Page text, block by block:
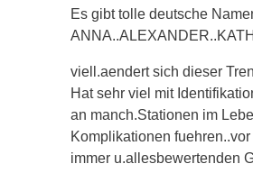
Es gibt tolle deutsche
viell.aendert sich dieser
Hat sehr viel mit
an manch.Stationen im
Komplikationen
immer u.allesbewertenden